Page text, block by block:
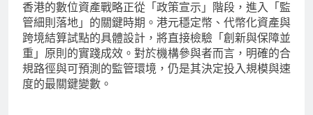
香港的數位資產戰略正從「政策宣示」階段，進入「監
管細則落地」的關鍵時期。港元穩定幣、代幣化資產與
跨境結算試點的具體設計，將直接檢驗「創新與保障並
重」原則的實踐成效。對於機構參與者而言，明確的合
規路徑與可預測的監管環境，仍是其決定投入規模與速
度的最關鍵變數。